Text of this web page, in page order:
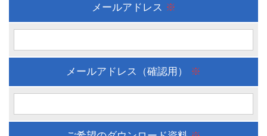
メールアドレス ※
メールアドレス（確認用） ※